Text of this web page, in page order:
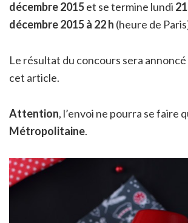
décembre2015et se termine lundi 21
décembre 2015 à 22 h (heure de
Le résultat du concours sera
cet article.
Attention, l’envoi ne pourra se faire
Métropolitaine.